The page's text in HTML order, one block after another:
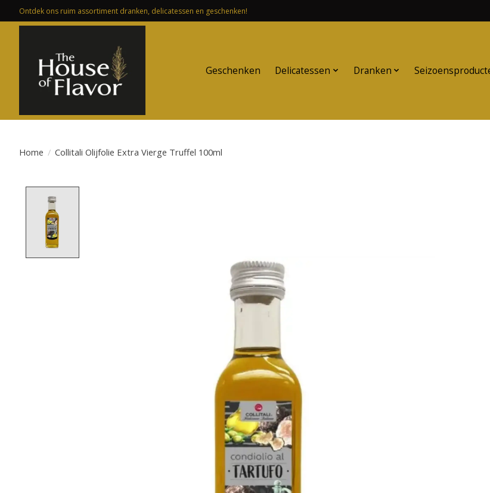
Ontdek ons ruim assortiment dranken, delicatessen en geschenken!
Geschenken Delicatessen Dranken
Home / Collitali Olijfolie Extra Vierge Truffel 100ml